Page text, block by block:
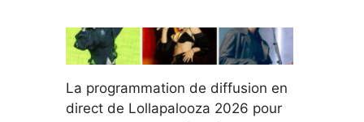
La programmation de diffusion en
direct de Lollapalooza 2026 pour